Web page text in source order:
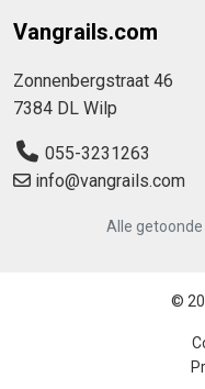
Vangrails.com
Zonnenbergstraat 46
7384 DL Wilp
055-3231263
info@vangrails.com
Alle getoonde
©